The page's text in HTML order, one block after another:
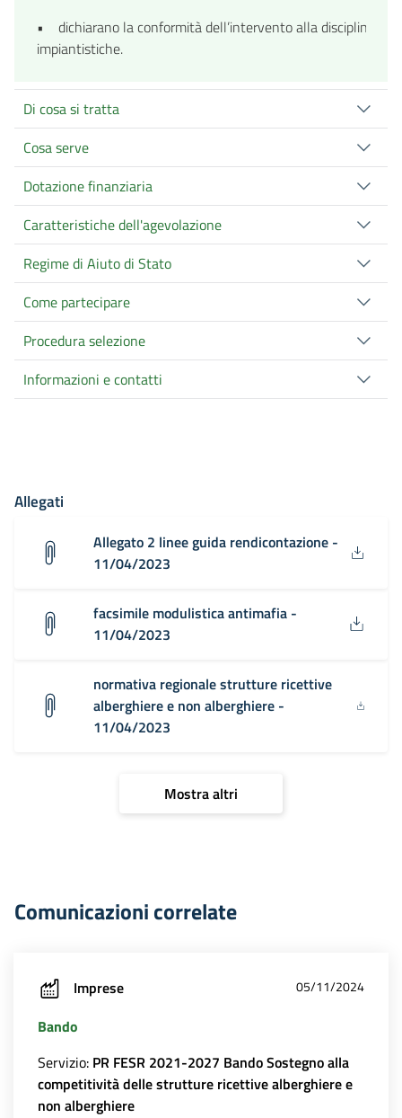
• dichiarano la conformità dell’intervento alla disciplina
impiantistiche.
Di cosa si tratta
Cosa serve
Dotazione finanziaria
Caratteristiche dell'agevolazione
Regime di Aiuto di Stato
Come partecipare
Procedura selezione
Informazioni e contatti
Allegati
Allegato 2 linee guida rendicontazione -
11/04/2023
facsimile modulistica antimafia -
11/04/2023
normativa regionale strutture ricettive
alberghiere e non alberghiere -
11/04/2023
Mostra altri
Comunicazioni correlate
Imprese 05/11/2024
Bando
Servizio: PR FESR 2021-2027 Bando Sostegno alla
competitività delle strutture ricettive alberghiere e
non alberghiere